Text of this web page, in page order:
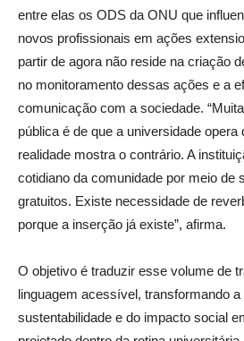
entre elas os ODS da ONU que
novos profissionais em ações
partir de agora não reside na criação
no monitoramento dessas ações e a
comunicação com a sociedade.
pública é de que a universidade
realidade mostra o contrário. A
cotidiano da comunidade por meio de
gratuitos. Existe necessidade de
porque a inserção já existe”, afirma.
O objetivo é traduzir esse volume de
linguagem acessível, transformando a
sustentabilidade e do impacto social